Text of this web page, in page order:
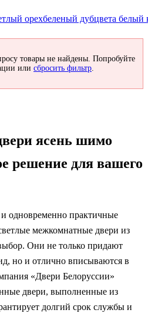
орехбеленый дубцвета белый
товары не найдены. Попробуйте
или сбросить фильтр.
ясень шимо
решение для вашего
одновременно практичные
межкомнатные двери из
Они не только придают
но и отлично вписываются в
«Двери Белоруссии»
двери, выполненные из
долгий срок службы и